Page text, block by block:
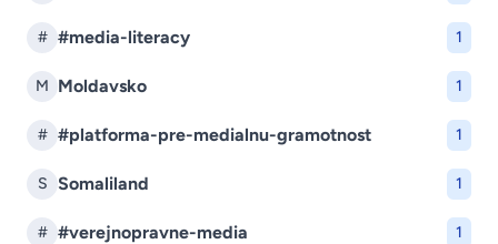
# #media-literacy 1
M Moldavsko 1
# #platforma-pre-medialnu-gramotnost 1
S Somaliland 1
# #verejnopravne-media 1